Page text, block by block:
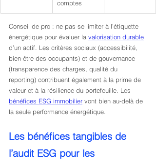
comptes
Conseil de pro : ne pas se limiter à l’étiquette
énergétique pour évaluer la valorisation durable
d’un actif. Les critères sociaux (accessibilité,
bien-être des occupants) et de gouvernance
(transparence des charges, qualité du
reporting) contribuent également à la prime de
valeur et à la résilience du portefeuille. Les
bénéfices ESG immobilier vont bien au-delà de
la seule performance énergétique.
Les bénéfices tangibles de
l’audit ESG pour les